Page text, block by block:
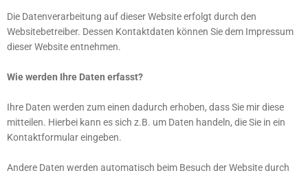
Die Datenverarbeitung auf dieser Website erfolgt durch den
Websitebetreiber. Dessen Kontaktdaten können Sie dem Impressum
dieser Website entnehmen.
Wie werden Ihre Daten erfasst?
Ihre Daten werden zum einen dadurch erhoben, dass Sie mir diese
mitteilen. Hierbei kann es sich z.B. um Daten handeln, die Sie in ein
Kontaktformular eingeben.
Andere Daten werden automatisch beim Besuch der Website durch